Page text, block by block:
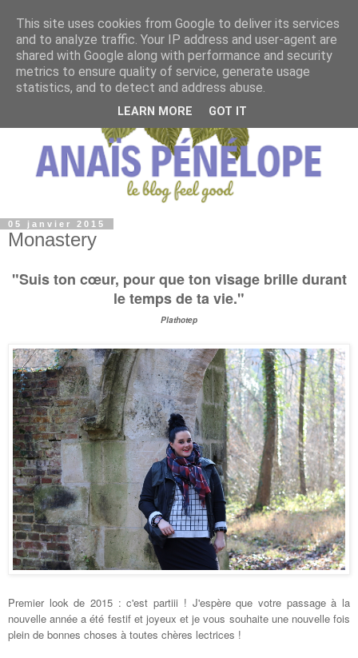
05 janvier 2015
Monastery
"Suis ton cœur, pour que ton visage brille durant
le temps de ta vie."
Plathotep
Premier look de 2015 : c'est partiii ! J'espère que votre passage à la
nouvelle année a été festif et joyeux et je vous souhaite une nouvelle fois
plein de bonnes choses à toutes chères lectrices !
This site uses cookies from Google to deliver its services
and to analyze traffic. Your IP address and user-agent are
shared with Google along with performance and security
metrics to ensure quality of service, generate usage
statistics, and to detect and address abuse.
LEARN MORE GOT IT